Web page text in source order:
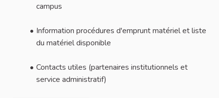
campus ​
Information procédures d'emprunt matériel​ et liste
du matériel disponible
Contacts utiles (partenaires institutionnels et
service administratif)​